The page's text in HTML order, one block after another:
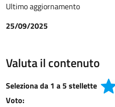
Ultimo aggiornamento
25/09/2025
Valuta il contenuto
Seleziona da 1 a 5 stellette
Voto: